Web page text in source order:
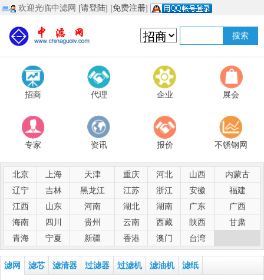
欢迎光临中滤网 [请登陆] [免费注册]
招商 代理 企业 展会
专家 资讯 报价 不锈钢网
北京 上海 天津 重庆 河北 山西
内蒙古
辽宁
吉林 黑龙江 江苏 浙江 安徽
福建
江西
山东 河南 湖北 湖南 广东
广西
海南
四川 贵州 云南 西藏 陕西
甘肃
青海
宁夏 新疆 香港 澳门 台湾
滤网 滤芯 滤清器 过滤器 过滤机 滤油机 滤纸